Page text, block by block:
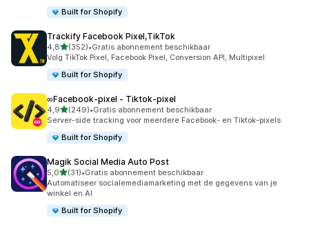
Built for Shopify
Trackify Facebook Pixel,TikTok
4,8van 5 sterren
(352)
352 recensies in totaal
•Gratis abonnement beschikbaar
Volg TikTok Pixel, Facebook Pixel, Conversion API, Multipixel
Built for Shopify
∞Facebook‑pixel ‑ Tiktok‑pixel
4,9van 5 sterren
(249)
249 recensies in totaal
•Gratis abonnement beschikbaar
Server-side tracking voor meerdere Facebook- en Tiktok-pixels
Built for Shopify
Magik Social Media Auto Post
5,0van 5 sterren
(31)
31 recensies in totaal
•Gratis abonnement beschikbaar
Automatiseer socialemediamarketing met de gegevens van je
winkel en AI
Built for Shopify